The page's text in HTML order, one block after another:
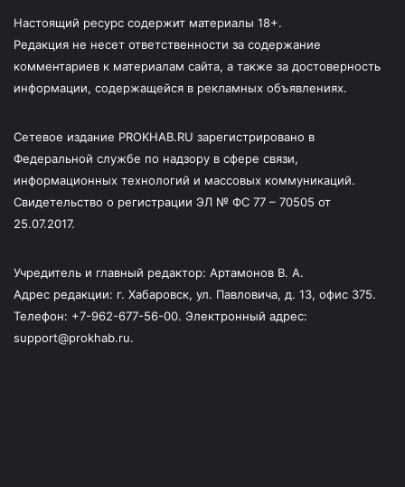
Настоящий ресурс содержит материалы 18+.
Редакция не несет ответственности за содержание
комментариев к материалам сайта, а также за достоверность
информации, содержащейся в рекламных объявлениях.
Сетевое издание PROKHAB.RU зарегистрировано в
Федеральной службе по надзору в сфере связи,
информационных технологий и массовых коммуникаций.
Свидетельство о регистрации ЭЛ № ФС 77 – 70505 от
25.07.2017.
Учредитель и главный редактор: Артамонов В. А.
Адрес редакции: г. Хабаровск, ул. Павловича, д. 13, офис 375.
Телефон: +7-962-677-56-00. Электронный адрес:
support@prokhab.ru.